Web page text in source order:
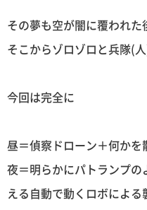
その夢も空が闇に覆われ
そこからゾロゾロと兵隊(
今回は完全に
昼＝偵察ドローン＋何か
夜＝明らかにパトランプ
える自動で動くロボによ